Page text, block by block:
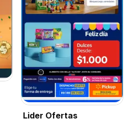
Lider Ofertas